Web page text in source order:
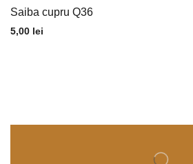
Saiba cupru Q36
5,00 lei